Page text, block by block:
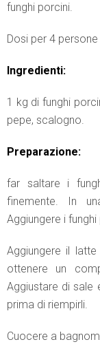
funghi porcini.
Dosi per 4 persone
Ingredienti:
1 kg di funghi
pepe, scalogno.
Preparazione:
far saltare i
finemente. In
Aggiungere i
Aggiungere il
ottenere un
Aggiustare di sale
prima di riempirli.
Cuocere a